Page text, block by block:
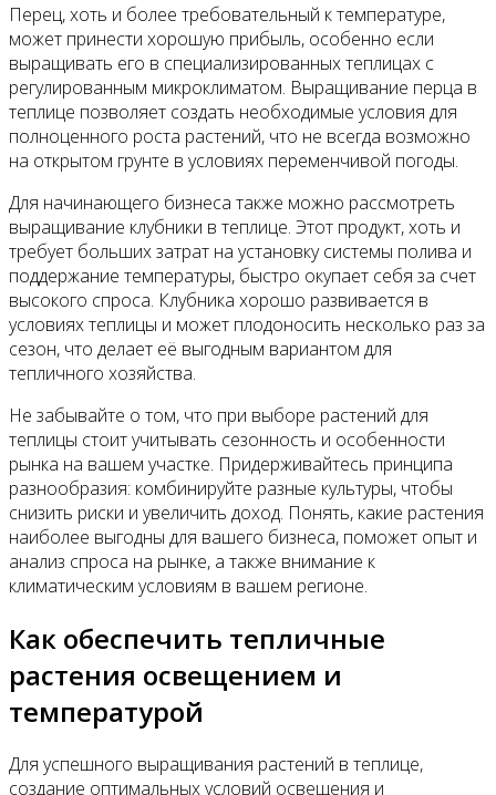
Перец, хоть и более требовательный к температуре,
может принести хорошую прибыль, особенно если
выращивать его в специализированных теплицах с
регулированным микроклиматом. Выращивание перца в
теплице позволяет создать необходимые условия для
полноценного роста растений, что не всегда возможно
на открытом грунте в условиях переменчивой погоды.
Для начинающего бизнеса также можно рассмотреть
выращивание клубники в теплице. Этот продукт, хоть и
требует больших затрат на установку системы полива и
поддержание температуры, быстро окупает себя за счет
высокого спроса. Клубника хорошо развивается в
условиях теплицы и может плодоносить несколько раз за
сезон, что делает её выгодным вариантом для
тепличного хозяйства.
Не забывайте о том, что при выборе растений для
теплицы стоит учитывать сезонность и особенности
рынка на вашем участке. Придерживайтесь принципа
разнообразия: комбинируйте разные культуры, чтобы
снизить риски и увеличить доход. Понять, какие растения
наиболее выгодны для вашего бизнеса, поможет опыт и
анализ спроса на рынке, а также внимание к
климатическим условиям в вашем регионе.
Как обеспечить тепличные
растения освещением и
температурой
Для успешного выращивания растений в теплице,
создание оптимальных условий освещения и